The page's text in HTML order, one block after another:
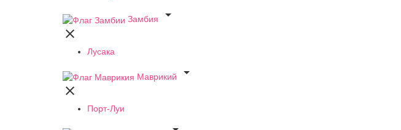
Замбия


Лусака
Маврикий


Порт-Луи